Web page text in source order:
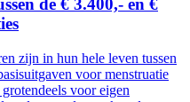
de € 3.400,- en €
zijn in hun hele leven tussen
voor menstruatie
voor eigen